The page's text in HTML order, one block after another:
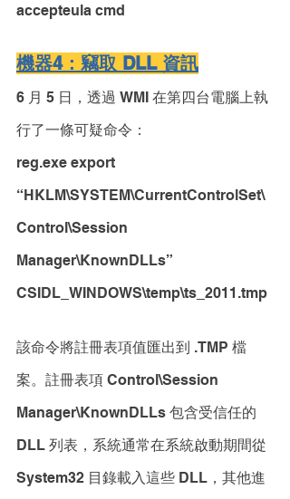
accepteula cmd
機器4：竊取 DLL 資訊
6 月 5 日，透過 WMI 在第四台電腦上執
行了一條可疑命令：
reg.exe export
“HKLM\SYSTEM\CurrentControlSet\
Control\Session
Manager\KnownDLLs”
CSIDL_WINDOWS\temp\ts_2011.tmp
該命令將註冊表項值匯出到 .TMP 檔
案。註冊表項 Control\Session
Manager\KnownDLLs 包含受信任的
DLL 列表，系統通常在系統啟動期間從
System32 目錄載入這些 DLL，其他進